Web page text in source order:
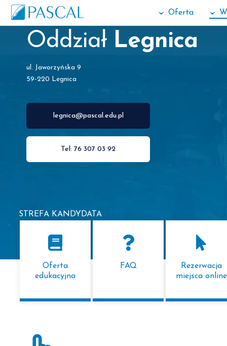
Oferta
Oddział Legnica
ul. Jaworzyńska 9
59-220 Legnica
legnica@pascal.edu.pl
Tel: 76 307 03 92
STREFA KANDYDATA
Oferta
edukacyjna
FAQ
Rezerwacja
miejsca online